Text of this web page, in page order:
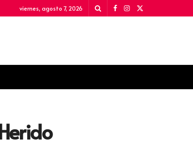
viernes, agosto 7, 2026